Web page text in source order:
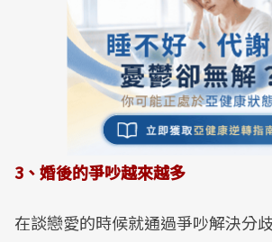
3、婚後的爭吵越來越多
在談戀愛的時候就通過爭吵解決分